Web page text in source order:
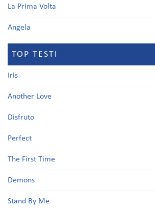
La Prima Volta
Angela
TOP TESTI
Iris
Another Love
Disfruto
Perfect
The First Time
Demons
Stand By Me